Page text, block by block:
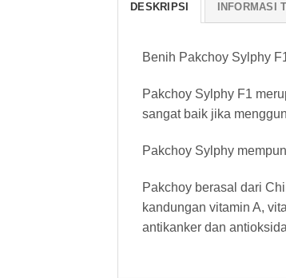
DESKRIPSI INFORMASI
Benih Pakchoy Sylphy
Pakchoy Sylphy F1
sangat baik jika
Pakchoy Sylphy
Pakchoy berasal dari
kandungan vitamin A,
antikanker dan